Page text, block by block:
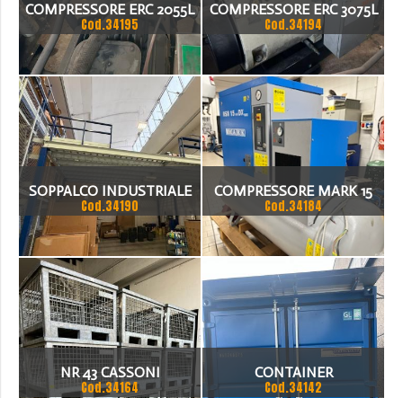
COMPRESSORE ERC 2055L
Cod.34195
COMPRESSORE ERC 3075L
Cod.34194
SOPPALCO INDUSTRIALE
9500X12000X4000H
Cod.34190
COMPRESSORE MARK 15
CON ESSICATORE ZERO
ORE
Cod.34184
NR 43 CASSONI
Cod.34164
CONTAINER
Cod.34142